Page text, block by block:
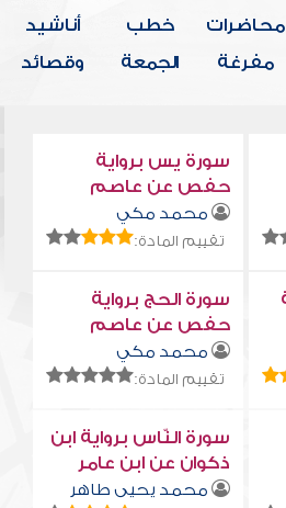
محاضرات
مفرغة
خطب
الجمعة
أناشيد
وقصائد
سورة يس برواية
حفص عن عاصم
محمد مكي
تقييم المادة:
سورة الحج برواية
حفص عن عاصم
محمد مكي
تقييم المادة:
سورة النّاس برواية ابن
ذكوان عن ابن عامر
محمد يحيى طاهر